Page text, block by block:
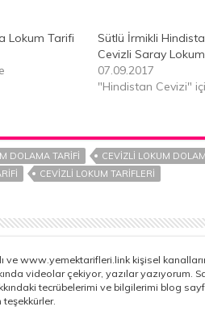
Lokum Tarifi
Sütlü İrmikli
Cevizli Saray
07.09.2017
"Hindistan Cevizi"
DOLAMA TARIFI
CEVIZLI LOKUM
CEVIZLI LOKUM TARIFLERI
ve www.yemektarifleri.link kişisel
videolar çekiyor, yazılar yazıyorum.
tecrübelerimi ve bilgilerimi blog